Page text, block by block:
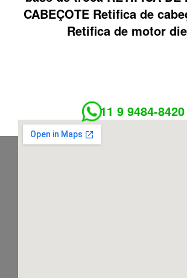
CABEÇOTE Retifica de
Retifica de motor
11 9 9484-8420